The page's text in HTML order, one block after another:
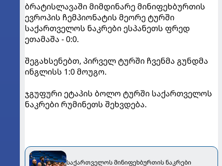
ბრატისლავაში მიმდინარე მინიფეხბურთის
ევროპის ჩემპიონატის მეორე ტურში
საქართველოს ნაკრები ესპანეთს ფრედ
ეთამაშა - 0:0.
შეგახსენებთ, პირველ ტურში ჩვენმა გუნდმა
ინგლისს 1:0 მოუგო.
ჯგუფური ეტაპის ბოლო ტურში საქართველოს
ნაკრები რუმინეთს შეხვდება.
საქართველოს მინიფეხბურთის ნაკრები